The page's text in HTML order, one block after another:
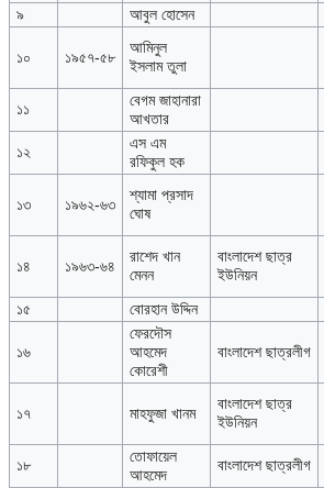
৯
আবুল হোসেন
১০ ১৯৫৭-৫৮
আমিনুল
ইসলাম তুলা
১১
বেগম জাহানারা
আখতার
১২
এস এম
রফিকুল হক
১৩ ১৯৬২-৬৩
শ্যামা প্রসাদ
ঘোষ
১৪ ১৯৬৩-৬৪
রাশেদ খান
মেনন
বাংলাদেশ ছাত্র
ইউনিয়ন
১৫
বোরহান উদ্দিন
১৬
ফেরদৌস
আহমেদ
কোরেশী
বাংলাদেশ ছাত্রলীগ
১৭ মাহফুজা খানম
বাংলাদেশ ছাত্র
ইউনিয়ন
১৮
তোফায়েল
আহমেদ
বাংলাদেশ ছাত্রলীগ